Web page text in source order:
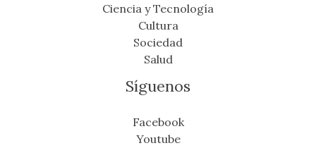
Ciencia y Tecnología
Cultura
Sociedad
Salud
Síguenos
Facebook
Youtube